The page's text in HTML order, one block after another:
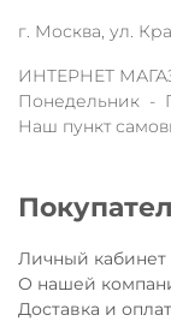
г. Москва, ул.
ИНТЕРНЕТ
Понедельник -
Наш пункт
Личный кабинет
О нашей
Доставка и